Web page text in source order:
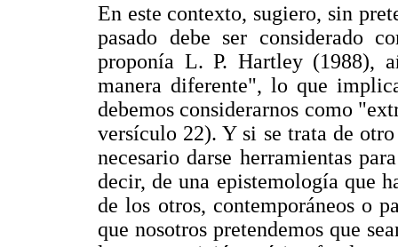
En este contexto, sugiero, sin
pasado debe ser considerado
proponía L. P. Hartley (1988),
manera diferente", lo que
debemos considerarnos como
versículo 22). Y si se trata de
necesario darse herramientas
decir, de una epistemología que
de los otros, contemporáneos o
que nosotros pretendemos que